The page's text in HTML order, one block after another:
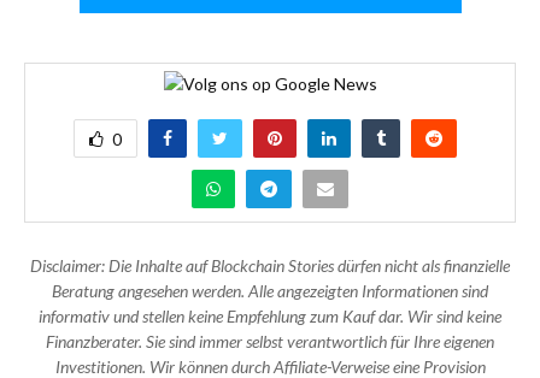
0
Disclaimer: Die Inhalte auf Blockchain Stories dürfen nicht als finanzielle
Beratung angesehen werden. Alle angezeigten Informationen sind
informativ und stellen keine Empfehlung zum Kauf dar. Wir sind keine
Finanzberater. Sie sind immer selbst verantwortlich für Ihre eigenen
Investitionen. Wir können durch Affiliate-Verweise eine Provision